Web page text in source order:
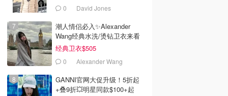
0 David Jones
潮人情侣必入✨Alexander
Wang经典水洗/烫钻卫衣来看
经典卫衣$505
0 Alexander Wang
GANNI官网大促升级！5折起
+叠9折💥明星同款$100+起